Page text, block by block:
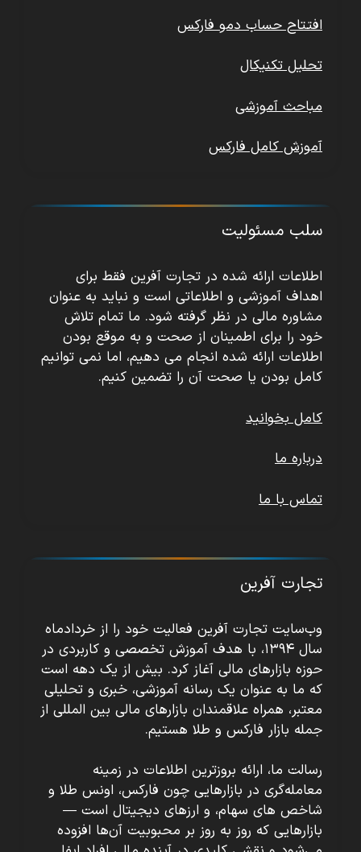
افتتاح حساب دمو فارکس
تحلیل تکنیکال
مباحث آموزشی
آموزش کامل فارکس
سلب مسئولیت
اطلاعات ارائه شده در تجارت آفرین فقط برای
اهداف آموزشی و اطلاعاتی است و نباید به عنوان
مشاوره مالی در نظر گرفته شود. ما تمام تلاش
خود را برای اطمینان از صحت و به موقع بودن
اطلاعات ارائه شده انجام می دهیم، اما نمی توانیم
کامل بودن یا صحت آن را تضمین کنیم.
کامل بخوانید
درباره ما
تماس با ما
تجارت آفرین
وب‌سایت تجارت آفرین فعالیت خود را از خردادماه
سال ۱۳۹۴، با هدف آموزش تخصصی و کاربردی در
حوزه بازارهای مالی آغاز کرد. بیش از یک دهه است
که ما به عنوان یک رسانه آموزشی، خبری و تحلیلی
معتبر، همراه علاقمندان بازارهای مالی بین المللی از
جمله بازار فارکس و طلا هستیم.
رسالت ما، ارائه بروزترین اطلاعات در زمینه
معامله‌گری در بازارهایی چون فارکس، اونس طلا و
شاخص های سهام، و ارزهای دیجیتال است —
بازارهایی که روز به روز بر محبوبیت آن‌ها افزوده